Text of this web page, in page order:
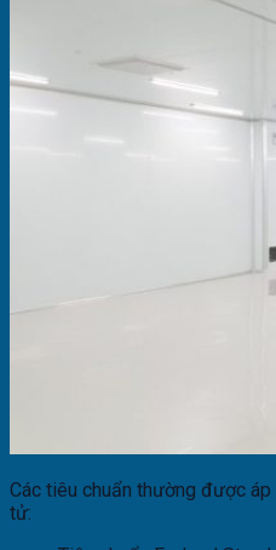
Các tiêu chuẩn thường được
tử: